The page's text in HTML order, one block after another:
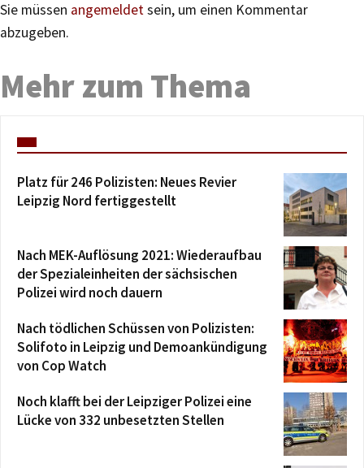
Sie müssen angemeldetsein, um einen Kommentar
abzugeben.
Mehr zum Thema
Platz für 246 Polizisten: Neues Revier
Leipzig Nord fertiggestellt
Nach MEK-Auflösung 2021: Wiederaufbau
der Spezialeinheiten der sächsischen
Polizei wird noch dauern
Nach tödlichen Schüssen von Polizisten:
Solifoto in Leipzig und Demoankündigung
von Cop Watch
Noch klafft bei der Leipziger Polizei eine
Lücke von 332 unbesetzten Stellen